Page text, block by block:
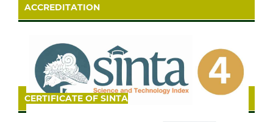
ACCREDITATION
CERTIFICATE OF SINTA